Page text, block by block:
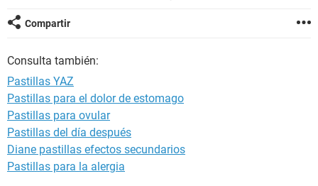
Compartir
Consulta también:
Pastillas YAZ
Pastillas para el dolor de estomago
Pastillas para ovular
Pastillas del día después
Diane pastillas efectos secundarios
Pastillas para la alergia